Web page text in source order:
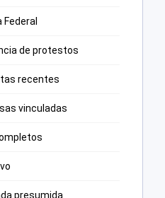
de protestos
recentes
vinculadas
presumida